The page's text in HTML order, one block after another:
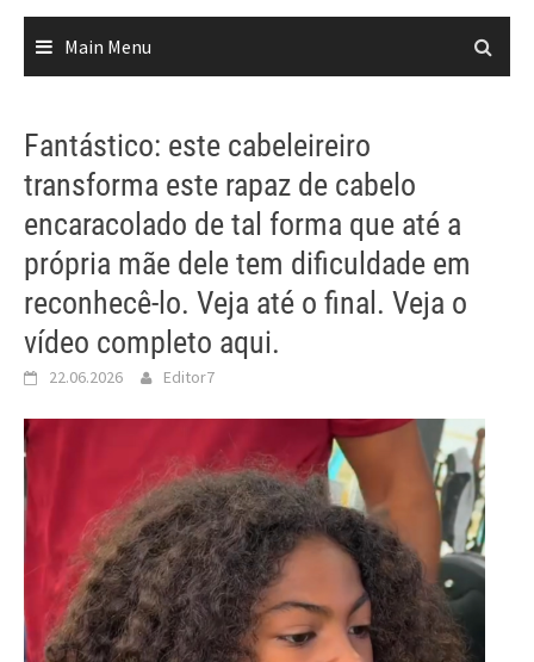
Main Menu
Fantástico: este cabeleireiro
transforma este rapaz de cabelo
encaracolado de tal forma que até a
própria mãe dele tem dificuldade em
reconhecê-lo. Veja até o final. Veja o
vídeo completo aqui.
22.06.2026 Editor7